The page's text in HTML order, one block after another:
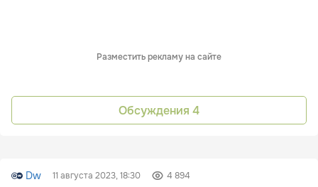
Разместить рекламу на сайте
Обсуждения 4
Dw 11 августа 2023, 18:30 4 894